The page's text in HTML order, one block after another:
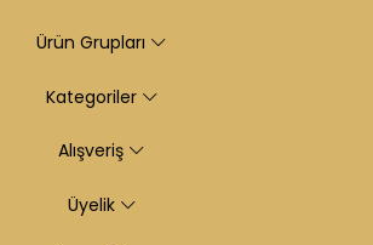
Ürün Grupları
Kategoriler
Alışveriş
Üyelik